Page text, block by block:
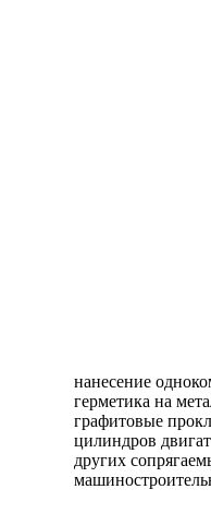
нанесение
герметика на
графитовые
цилиндров
других